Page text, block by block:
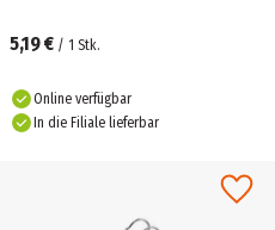
5,19 € / 1 Stk.
Online verfügbar
In die Filiale lieferbar